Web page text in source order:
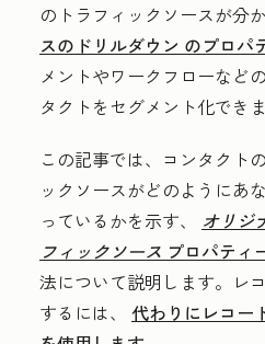
のトラフィックソースが分
スのドリルダウン のプロパ
メントやワークフローなど
タクトをセグメント化できま
この記事では、コンタクト
ックソースがどのようにあ
っているかを示す、 オリジ
フィックソース プロパティ
法について説明します。レ
するには、 代わりにレコー